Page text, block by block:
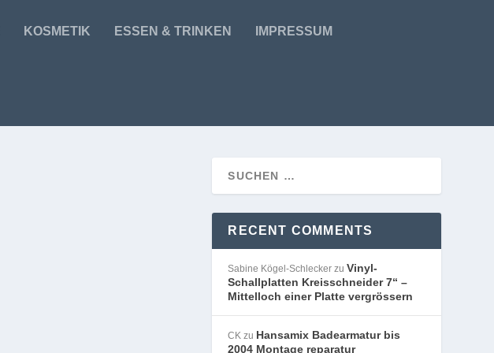
KOSMETIK ESSEN & TRINKEN IMPRESSUM
RECENT COMMENTS
Sabine Kögel-Schlecker zuVinyl-
Schallplatten Kreisschneider 7“ –
Mittelloch einer Platte vergrössern
CK zu Hansamix Badearmatur bis
2004 Montage reparatur